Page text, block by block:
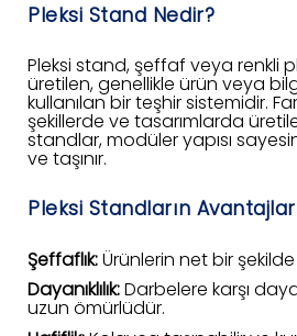
Pleksi Stand Nedir?
Pleksi stand, şeffaf veya renkli
üretilen, genellikle ürün veya
kullanılan bir teşhir sistemidir.
şekillerde ve tasarımlarda
standlar, modüler yapısı
ve taşınır.
Pleksi Standların
Şeffaflık:Ürünlerin net bir
Dayanıklılık:Darbelere karşı
uzun ömürlüdür.